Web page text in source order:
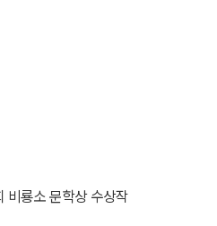
비룡소 문학상 수상작